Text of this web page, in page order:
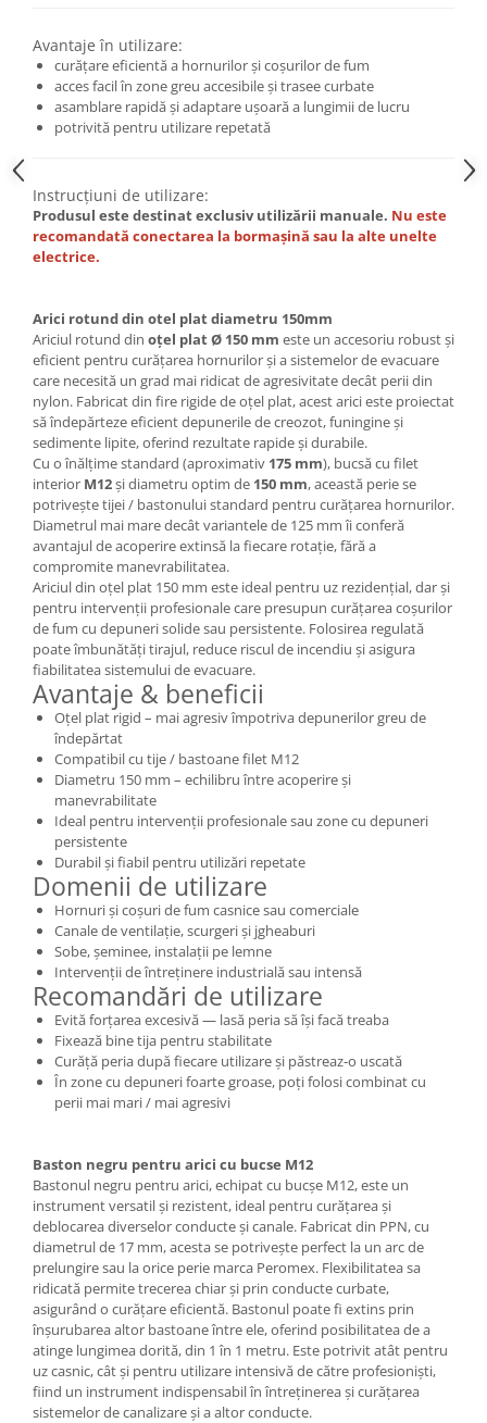
Avantaje în utilizare:
curățare eficientă a hornurilor și coșurilor de fum
acces facil în zone greu accesibile și trasee curbate
asamblare rapidă și adaptare ușoară a lungimii de lucru
potrivită pentru utilizare repetată
Instrucțiuni de utilizare:
Produsul este destinat exclusiv utilizării manuale. Nu este
recomandată conectarea la bormașină sau la alte unelte
electrice.
Arici rotund din otel plat diametru 150mm
Ariciul rotund din oțel plat Ø 150 mm este un accesoriu robust și
eficient pentru curățarea hornurilor și a sistemelor de evacuare
care necesită un grad mai ridicat de agresivitate decât perii din
nylon. Fabricat din fire rigide de oțel plat, acest arici este proiectat
să îndepărteze eficient depunerile de creozot, funingine și
sedimente lipite, oferind rezultate rapide și durabile.
Cu o înălțime standard (aproximativ 175 mm), bucsă cu filet
interior M12și diametru optim de 150 mm, această perie se
potrivește tijei / bastonului standard pentru curățarea hornurilor.
Diametrul mai mare decât variantele de 125 mm îi conferă
avantajul de acoperire extinsă la fiecare rotație, fără a
compromite manevrabilitatea.
Ariciul din oțel plat 150 mm este ideal pentru uz rezidențial, dar și
pentru intervenții profesionale care presupun curățarea coșurilor
de fum cu depuneri solide sau persistente. Folosirea regulată
poate îmbunătăți tirajul, reduce riscul de incendiu și asigura
fiabilitatea sistemului de evacuare.
Avantaje & beneficii
Oțel plat rigid – mai agresiv împotriva depunerilor greu de
îndepărtat
Compatibil cu tije / bastoane filet M12
Diametru 150 mm – echilibru între acoperire și
manevrabilitate
Ideal pentru intervenții profesionale sau zone cu depuneri
persistente
Durabil și fiabil pentru utilizări repetate
Domenii de utilizare
Hornuri și coșuri de fum casnice sau comerciale
Canale de ventilație, scurgeri și jgheaburi
Sobe, șeminee, instalații pe lemne
Intervenții de întreținere industrială sau intensă
Recomandări de utilizare
Evită forțarea excesivă — lasă peria să își facă treaba
Fixează bine tija pentru stabilitate
Curăță peria după fiecare utilizare și păstreaz-o uscată
În zone cu depuneri foarte groase, poți folosi combinat cu
perii mai mari / mai agresivi
Baston negru pentru arici cu bucse M12
Bastonul negru pentru arici, echipat cu bucșe M12, este un
instrument versatil și rezistent, ideal pentru curățarea și
deblocarea diverselor conducte și canale. Fabricat din PPN, cu
diametrul de 17 mm, acesta se potrivește perfect la un arc de
prelungire sau la orice perie marca Peromex. Flexibilitatea sa
ridicată permite trecerea chiar și prin conducte curbate,
asigurând o curățare eficientă. Bastonul poate fi extins prin
înșurubarea altor bastoane între ele, oferind posibilitatea de a
atinge lungimea dorită, din 1 în 1 metru. Este potrivit atât pentru
uz casnic, cât și pentru utilizare intensivă de către profesioniști,
fiind un instrument indispensabil în întreținerea și curățarea
sistemelor de canalizare și a altor conducte.